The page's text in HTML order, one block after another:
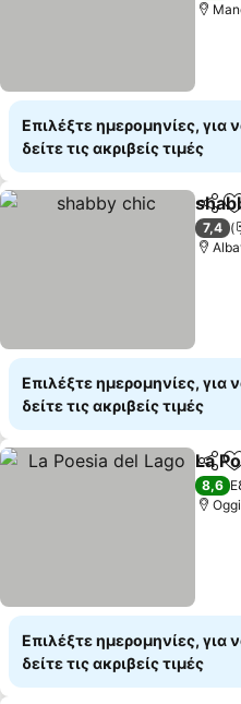
Επιλέξτε ημερομηνίες, για
δείτε τις ακριβείς τιμές
7,4
Επιλέξτε ημερομηνίες, για
δείτε τις ακριβείς τιμές
La
8,6
Επιλέξτε ημερομηνίες, για
δείτε τις ακριβείς τιμές